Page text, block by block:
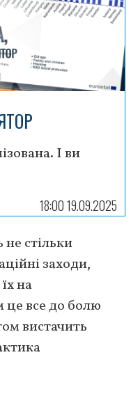
І ви
18:00 19.09.2025
стільки
заходи,
на
це все до болю
вистачить